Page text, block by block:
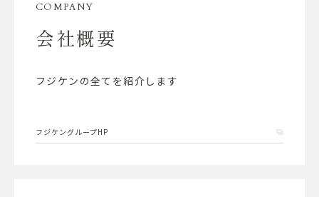
COMPANY
会社概要
フジケンの全てを紹介します
フジケングループHP